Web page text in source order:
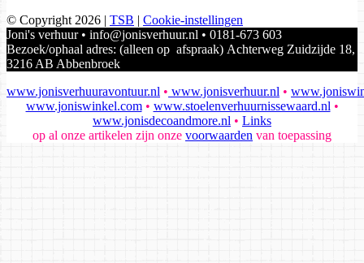
© Copyright 2026 | TSB | Cookie-instellingen
Joni's verhuur • info@jonisverhuur.nl • 0181-673 603
Bezoek/ophaal adres: (alleen op afspraak) Achterweg Zuidzijde 18,
3216 AB Abbenbroek
www.jonisverhuuravontuur.nl • www.jonisverhuur.nl •
www.joniswinkel.com• www.stoelenverhuurnissewaard.nl •
www.jonisdecoandmore.nl • Links
op al onze artikelen zijn onze voorwaarden van toepassing